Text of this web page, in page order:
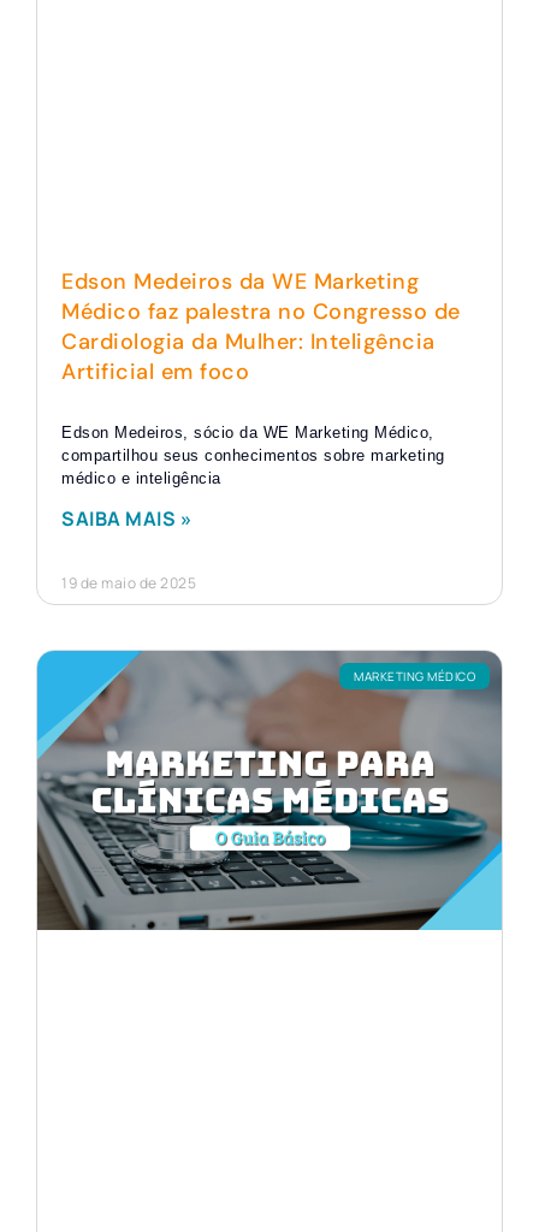
Edson Medeiros da WE Marketing
Médico faz palestra no Congresso de
Cardiologia da Mulher: Inteligência
Artificial em foco
Edson Medeiros, sócio da WE Marketing Médico,
compartilhou seus conhecimentos sobre marketing
médico e inteligência
SAIBA MAIS »
19 de maio de 2025
MARKETING MÉDICO